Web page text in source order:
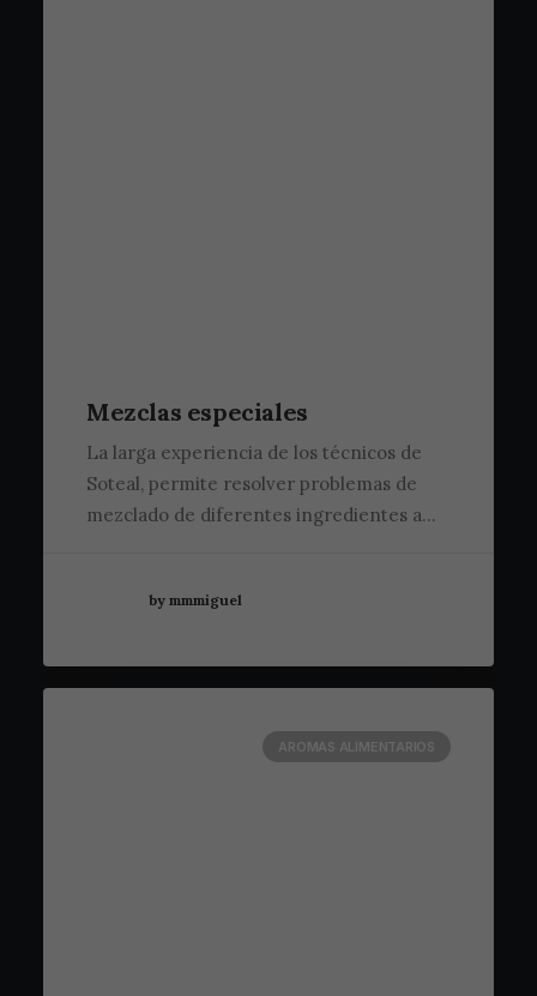
Mezclas especiales
La larga experiencia de los técnicos de
Soteal, permite resolver problemas de
mezclado de diferentes ingredientes a…
by mmmiguel
AROMAS ALIMENTARIOS